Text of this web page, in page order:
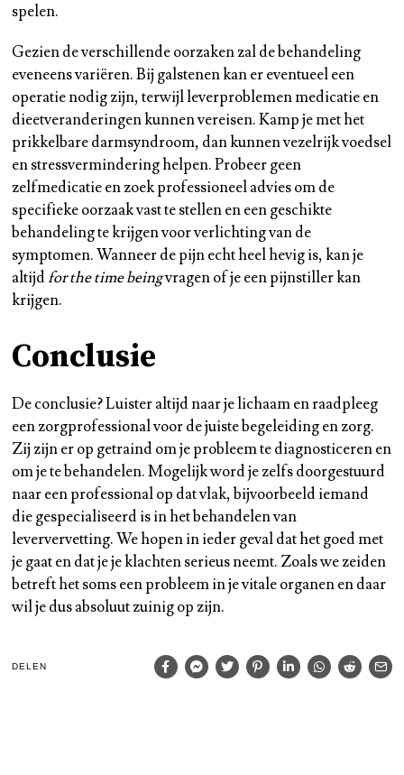
spelen.
Gezien de verschillende oorzaken zal de behandeling
eveneens variëren. Bij galstenen kan er eventueel een
operatie nodig zijn, terwijl leverproblemen medicatie en
dieetveranderingen kunnen vereisen. Kamp je met het
prikkelbare darmsyndroom, dan kunnen vezelrijk voedsel
en stressvermindering helpen. Probeer geen
zelfmedicatie en zoek professioneel advies om de
specifieke oorzaak vast te stellen en een geschikte
behandeling te krijgen voor verlichting van de
symptomen. Wanneer de pijn echt heel hevig is, kan je
altijdfor the time beingvragen of je een pijnstiller kan
krijgen.
Conclusie
De conclusie? Luister altijd naar je lichaam en raadpleeg
een zorgprofessional voor de juiste begeleiding en zorg.
Zij zijn er op getraind om je probleem te diagnosticeren en
om je te behandelen. Mogelijk word je zelfs doorgestuurd
naar een professional op dat vlak, bijvoorbeeld iemand
die gespecialiseerd is in het behandelen van
leververvetting. We hopen in ieder geval dat het goed met
je gaat en dat je je klachten serieus neemt. Zoals we zeiden
betreft het soms een probleem in je vitale organen en daar
wil je dus absoluut zuinig op zijn.
DELEN